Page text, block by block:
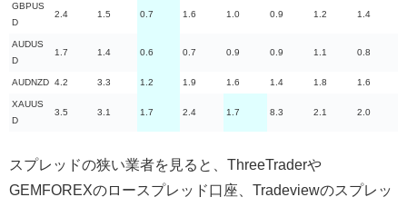
GBPUS
D
2.4 1.5 0.7 1.6 1.0 0.9 1.2 1.4
AUDUS
D
1.7 1.4 0.6 0.7 0.9 0.9 1.1 0.8
AUDNZD 4.2 3.3 1.2 1.9 1.6 1.4 1.8 1.6
XAUUS
D
3.5 3.1 1.7 2.4 1.7 8.3 2.1 2.0
スプレッドの狭い業者を見ると、ThreeTraderや
GEMFOREXのロースプレッド口座、Tradeviewのスプレッ